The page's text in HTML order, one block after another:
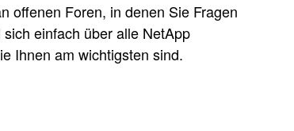
offenen Foren, in denen Sie Fragen
einfach über alle NetApp
Ihnen am wichtigsten sind.